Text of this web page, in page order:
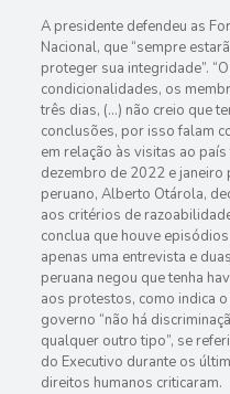
A presidente defendeu as
Nacional, que “sempre
proteger sua integridade”.
condicionalidades, os
três dias, (…) não creio que
conclusões, por isso falam
em relação às visitas ao
dezembro de 2022 e
peruano, Alberto Otárola,
aos critérios de
conclua que houve
apenas uma entrevista e
peruana negou que tenha
aos protestos, como indica
governo “não há
qualquer outro tipo”, se
do Executivo durante os
direitos humanos criticaram.